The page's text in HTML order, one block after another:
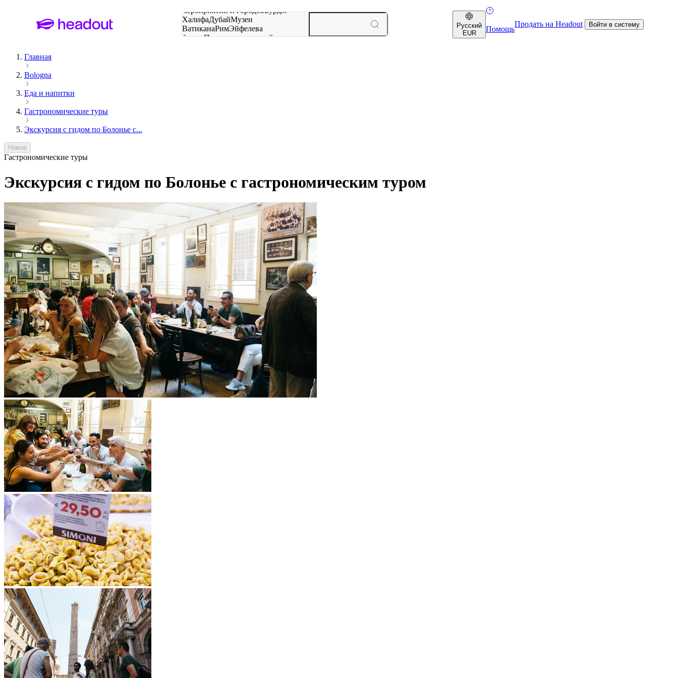
мероприятий и городовБурдж-
ХалифаДубайМузеи
ВатиканаРимЭйфелева
башняПарижмероприятий и
Русский
EUR
Помощь
Продать на Headout Войти в систему
Главная
Bologna
Еда и напитки
Гастрономические туры
Экскурсия с гидом по Болонье с...
Новое
Гастрономические туры
Экскурсия с гидом по Болонье с гастрономическим туром